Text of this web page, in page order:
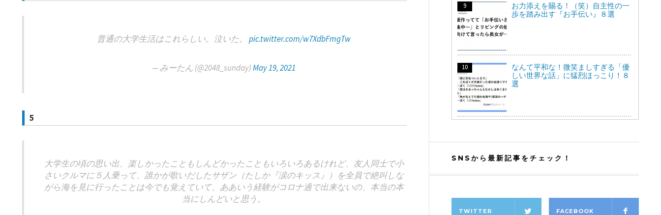
普通の大学生活はこれらしい。泣いた。pic.twitter.com/w7XdbFmgTw
— みーたん (@2048_sunday)May 19, 2021
5
大学生の頃の思い出、楽しかったこともしんどかったこともいろいろあるけれど、友人同士で小
さいクルマに５人乗って、誰かが歌いだしたサザン（たしか『涙のキッス』）を全員で絶叫しな
がら海を見に行ったことは今でも覚えていて、ああいう経験がコロナ過で出来ないの、本当の本
当にしんどいと思う。
お力添えを賜る！（笑）自主性の一
歩を踏み出す『お手伝い』８選
なんて平和な！微笑ましすぎる「優
しい世界な話」に猛烈ほっこり！８
選
SNSから最新記事をチェック！
TWITTER FACEBOOK